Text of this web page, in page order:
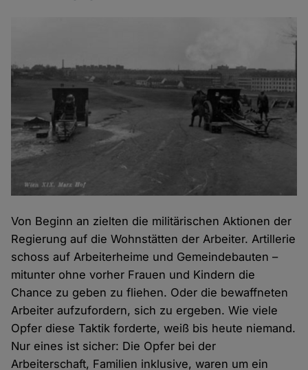
Von Beginn an zielten die militärischen Aktionen der
Regierung auf die Wohnstätten der Arbeiter. Artillerie
schoss auf Arbeiterheime und Gemeindebauten –
mitunter ohne vorher Frauen und Kindern die
Chance zu geben zu fliehen. Oder die bewaffneten
Arbeiter aufzufordern, sich zu ergeben. Wie viele
Opfer diese Taktik forderte, weiß bis heute niemand.
Nur eines ist sicher: Die Opfer bei der
Arbeiterschaft, Familien inklusive, waren um ein